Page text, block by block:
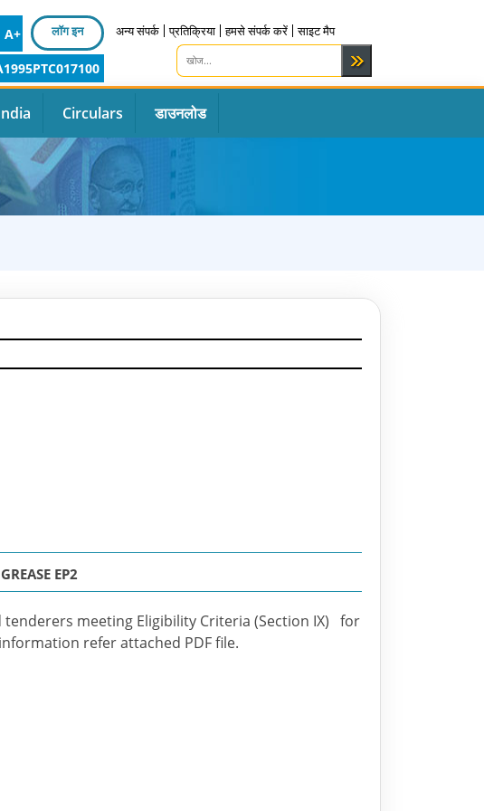
A+ लॉग इन अन्य संपर्क प्रतिक्रिया हमसे संपर्क करें साइट मैप
Circulars डाउनलोड
EP2
meeting Eligibility Criteria (Section IX) for
refer attached PDF file.